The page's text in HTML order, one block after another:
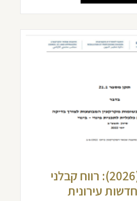
תקן 21 (2026): רווח קבלני
עירונית